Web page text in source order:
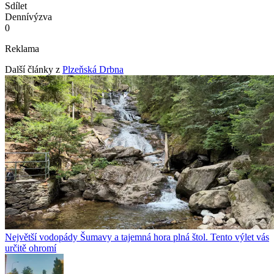
Sdílet
Dennívýzva
0
Reklama
Další články z Plzeňská Drbna
Největší vodopády Šumavy a tajemná hora plná štol. Tento výlet vás
určitě ohromí